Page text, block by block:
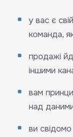
у вас є
команда,
продажі
іншими
вам
над
ви